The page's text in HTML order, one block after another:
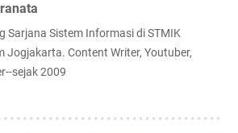
Sarjana Sistem Informasi di STMIK
Jogjakarta. Content Writer, Youtuber,
sejak 2009